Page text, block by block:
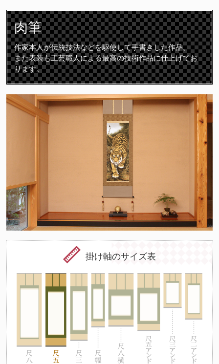
肉筆
作家本人が伝統技法などを駆使して手書きした作品。
また表装も工芸職人による最高の技術作品に仕上げてお
ります。
掛け軸のサイズ表